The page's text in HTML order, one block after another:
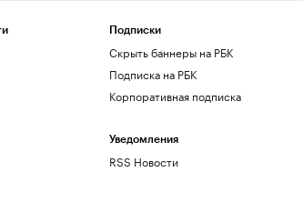
Подписки
Скрыть баннеры на РБК
Подписка на РБК
Корпоративная подписка
Уведомления
RSS Новости